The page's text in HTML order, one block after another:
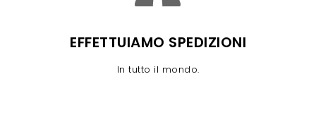
EFFETTUIAMO SPEDIZIONI
In tutto il mondo.